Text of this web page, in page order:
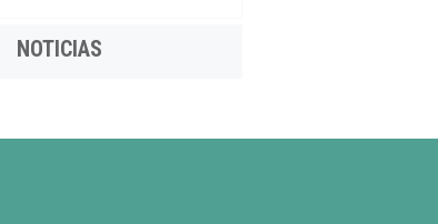
NOTICIAS